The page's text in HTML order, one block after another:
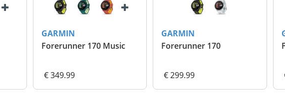
GARMIN
Forerunner 170 Music
€ 349.99
GARMIN
Forerunner 170
€ 299.99